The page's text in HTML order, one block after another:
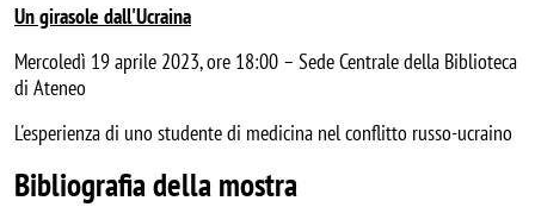
Un girasole dall'Ucraina
Mercoledì 19 aprile 2023, ore 18:00 – Sede Centrale della Biblioteca
di Ateneo
L'esperienza di uno studente di medicina nel conflitto russo-ucraino
Bibliografia della mostra